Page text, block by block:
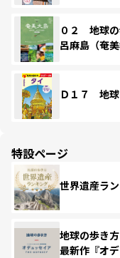
０２ 地球
呂麻島（奄
Ｄ１７ 地
特設ページ
世界遺産ラ
地球の歩き
最新作『オデ